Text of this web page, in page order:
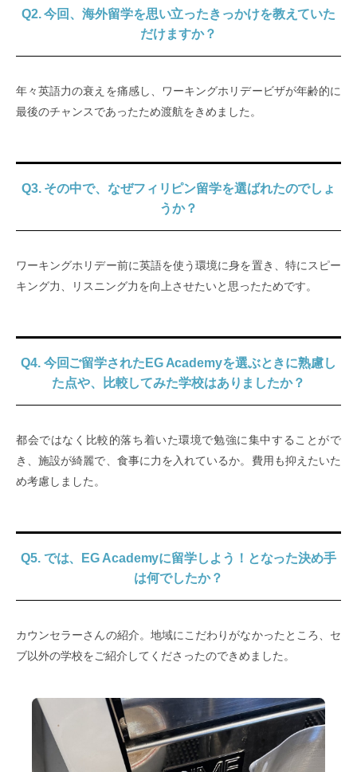
Q2. 今回、海外留学を思い立ったきっかけを教えていた
だけますか？
年々英語力の衰えを痛感し、ワーキングホリデービザが年齢的に
最後のチャンスであったため渡航をきめました。
Q3. その中で、なぜフィリピン留学を選ばれたのでしょ
うか？
ワーキングホリデー前に英語を使う環境に身を置き、特にスピー
キング力、リスニング力を向上させたいと思ったためです。
Q4. 今回ご留学されたEG Academyを選ぶときに熟慮し
た点や、比較してみた学校はありましたか？
都会ではなく比較的落ち着いた環境で勉強に集中することがで
き、施設が綺麗で、食事に力を入れているか。費用も抑えたいた
め考慮しました。
Q5. では、EG Academyに留学しよう！となった決め手
は何でしたか？
カウンセラーさんの紹介。地域にこだわりがなかったところ、セ
ブ以外の学校をご紹介してくださったのできめました。